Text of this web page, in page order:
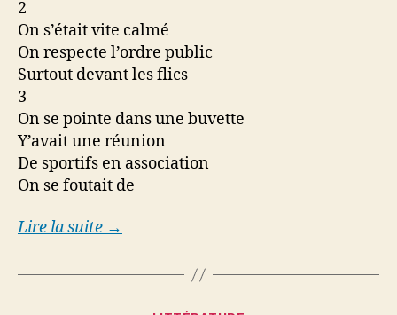
2
On s’était vite calmé
On respecte l’ordre public
Surtout devant les flics
3
On se pointe dans une buvette
Y’avait une réunion
De sportifs en association
On se foutait de
Lire la suite →